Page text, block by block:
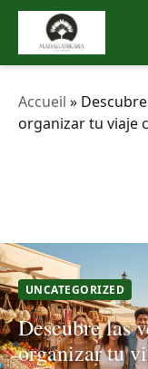
Accueil »
organizar tu viaje
UNCATEGORIZED
Descubre las
organizar tu